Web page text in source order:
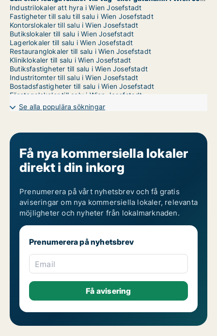
Industrilokaler att hyra i Wien Josefstadt
Fastigheter till salu till salu i Wien Josefstadt
Kontorslokaler till salu i Wien Josefstadt
Butikslokaler till salu i Wien Josefstadt
Lagerlokaler till salu i Wien Josefstadt
Restauranglokaler till salu i Wien Josefstadt
Kliniklokaler till salu i Wien Josefstadt
Butiksfastigheter till salu i Wien Josefstadt
Industritomter till salu i Wien Josefstadt
Bostadsfastigheter till salu i Wien Josefstadt
Företagslokaler till salu i Wien Josefstadt
Garages till salu i Wien Josefstadt
Se alla populära sökningar
Få nya kommersiella lokaler
direkt i din inkorg
Prenumerera på vårt nyhetsbrev och få gratis
aviseringar om nya kommersiella lokaler, relevanta
möjligheter och nyheter från lokalmarknaden.
Prenumerera på nyhetsbrev
Email